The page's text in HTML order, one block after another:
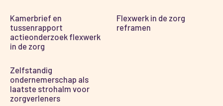
Kamerbrief en
tussenrapport
actieonderzoek flexwerk
in de zorg
Flexwerk in de zorg
reframen
Zelfstandig
ondernemerschap als
laatste strohalm voor
zorgverleners